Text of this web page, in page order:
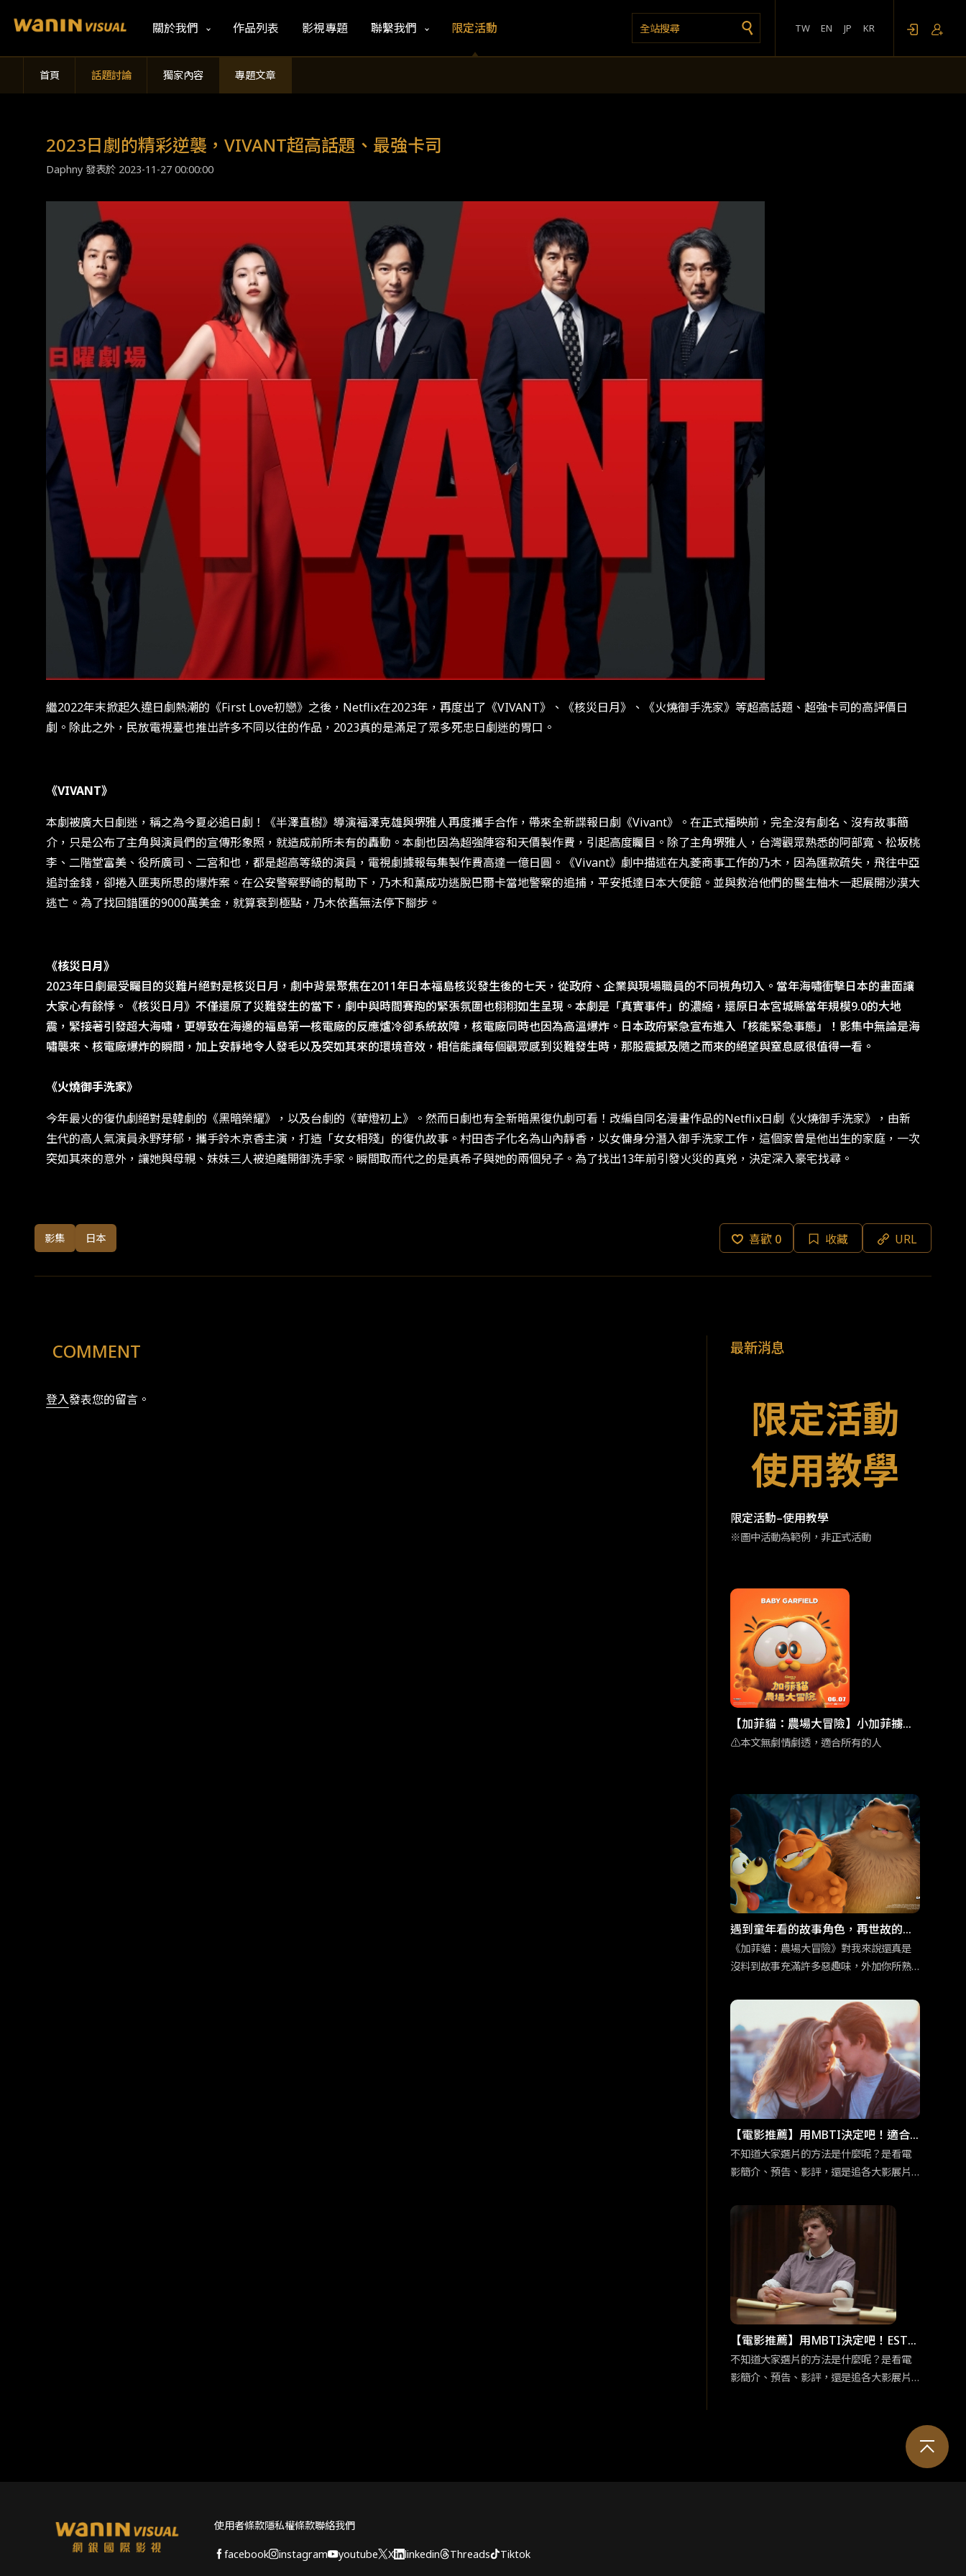
關於我們 作品列表 影視專題 聯繫我們 限定活動 TW EN JP KR
首頁 話題討論 獨家內容 專題文章
2023日劇的精彩逆襲，VIVANT超高話題、最強卡司
Daphny 發表於 2023-11-27 00:00:00
繼2022年末掀起久違日劇熱潮的《First Love初戀》之後，Netflix在2023年，再度出了《VIVANT》、《核災日月》、《火燒御手洗家》等超高話題、超強卡司的高評價日
劇。除此之外，民放電視臺也推出許多不同以往的作品，2023真的是滿足了眾多死忠日劇迷的胃口。
《VIVANT》
本劇被廣大日劇迷，稱之為今夏必追日劇！《半澤直樹》導演福澤克雄與堺雅人再度攜手合作，帶來全新諜報日劇《Vivant》。在正式播映前，完全沒有劇名、沒有故事簡
介，只是公布了主角與演員們的宣傳形象照，就造成前所未有的轟動。本劇也因為超強陣容和天價製作費，引起高度矚目。除了主角堺雅人，台灣觀眾熟悉的阿部寬、松坂桃
李、二階堂富美、役所廣司、二宮和也，都是超高等級的演員，電視劇據報每集製作費高達一億日圓。《Vivant》劇中描述在丸菱商事工作的乃木，因為匯款疏失，飛往中亞
追討金錢，卻捲入匪夷所思的爆炸案。在公安警察野崎的幫助下，乃木和薰成功逃脫巴爾卡當地警察的追捕，平安抵達日本大使館。並與救治他們的醫生柚木一起展開沙漠大
逃亡。為了找回錯匯的9000萬美金，就算衰到極點，乃木依舊無法停下腳步。
《核災日月》
2023年日劇最受矚目的災難片絕對是核災日月，劇中背景聚焦在2011年日本福島核災發生後的七天，從政府、企業與現場職員的不同視角切入。當年海嘯衝擊日本的畫面讓
大家心有餘悸。《核災日月》不僅還原了災難發生的當下，劇中與時間賽跑的緊張氛圍也栩栩如生呈現。本劇是「真實事件」的濃縮，還原日本宮城縣當年規模9.0的大地
震，緊接著引發超大海嘯，更導致在海邊的福島第一核電廠的反應爐冷卻系統故障，核電廠同時也因為高溫爆炸。日本政府緊急宣布進入「核能緊急事態」！影集中無論是海
嘯襲來、核電廠爆炸的瞬間，加上安靜地令人發毛以及突如其來的環境音效，相信能讓每個觀眾感到災難發生時，那股震撼及隨之而來的絕望與窒息感很值得一看。
《火燒御手洗家》
今年最火的復仇劇絕對是韓劇的《黑暗榮耀》，以及台劇的《華燈初上》。然而日劇也有全新暗黑復仇劇可看！改編自同名漫畫作品的Netflix日劇《火燒御手洗家》，由新
生代的高人氣演員永野芽郁，攜手鈴木京香主演，打造「女女相殘」的復仇故事。村田杏子化名為山內靜香，以女傭身分潛入御手洗家工作，這個家曾是他出生的家庭，一次
突如其來的意外，讓她與母親、妹妹三人被迫離開御洗手家。瞬間取而代之的是真希子與她的兩個兒子。為了找出13年前引發火災的真兇，決定深入豪宅找尋。
影集 日本 喜歡 0 收藏 URL
COMMENT
登入發表您的留言。
最新消息
限定活動–使用教學
※圖中活動為範例，非正式活動
【加菲貓：農場大冒險】小加菲擄獲
人心 彩蛋滿滿的家庭喜劇動畫
⚠️本文無劇情劇透，適合所有的人
遇到童年看的故事角色，再世故的大
人們，也會回到孩提時期的模樣。
《加菲貓：農場大冒險》對我來說還真是
沒料到故事充滿許多惡趣味，外加你所熟
系列作品全新角色：加菲貓他老爸也登
場。都講到這樣了，身為加菲貓鐵粉們還
不看爆？
【電影推薦】用MBTI決定吧！適合
「渴望深度交流」ENFP競選者的五
部電影
不知道大家選片的方法是什麼呢？是看電
影簡介、預告、影評，還是追各大影展片
到扼腕，各位不妨可以用 MBTI 十六型人
格決定，給那些不曾想過要看的片一個機
會喔！在正文開始前，我們先來認識ENFP
競選者吧！ENFP競選者看似外向活潑，交
友廣闊，但實際上他們十分渴望與他人建
立有意義的情感聯繫。有鑑於此，今天要
介紹的五部電影皆建立在「交流」之上，
一起來看是哪些電影吧！
【電影推薦】用MBTI決定吧！ESTP
企業家「足智多謀」的五部電影
不知道大家選片的方法是什麼呢？是看電
影簡介、預告、影評，還是追各大影展片
格決定，給那些不曾想過要看的片一個機
會喔！在正文開始前，我們先來認識ESTP
使用者條款隱私權條款聯絡我們
facebook instagram youtube X linkedin Threads Tiktok